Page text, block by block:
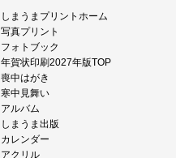
しまうまプリントホーム
写真プリント
フォトブック
年賀状印刷2027年版TOP
喪中はがき
寒中見舞い
アルバム
しまうま出版
カレンダー
アクリル